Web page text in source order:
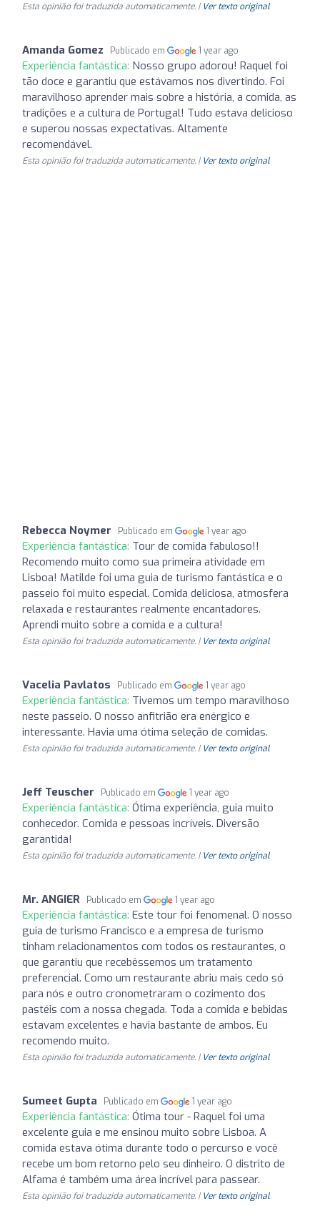
Esta opinião foi traduzida automaticamente. | Ver texto original
Amanda Gomez Publicado em 1 year ago
Experiência fantástica: Nosso grupo adorou! Raquel foi
tão doce e garantiu que estávamos nos divertindo. Foi
maravilhoso aprender mais sobre a história, a comida, as
tradições e a cultura de Portugal! Tudo estava delicioso
e superou nossas expectativas. Altamente
recomendável.
Esta opinião foi traduzida automaticamente. | Ver texto original
Rebecca Noymer Publicado em 1 year ago
Experiência fantástica: Tour de comida fabuloso!!
Recomendo muito como sua primeira atividade em
Lisboa! Matilde foi uma guia de turismo fantástica e o
passeio foi muito especial. Comida deliciosa, atmosfera
relaxada e restaurantes realmente encantadores.
Aprendi muito sobre a comida e a cultura!
Esta opinião foi traduzida automaticamente. | Ver texto original
Vacelia Pavlatos Publicado em 1 year ago
Experiência fantástica: Tivemos um tempo maravilhoso
neste passeio. O nosso anfitrião era enérgico e
interessante. Havia uma ótima seleção de comidas.
Esta opinião foi traduzida automaticamente. | Ver texto original
Jeff Teuscher Publicado em 1 year ago
Experiência fantástica: Ótima experiência, guia muito
conhecedor. Comida e pessoas incríveis. Diversão
garantida!
Esta opinião foi traduzida automaticamente. | Ver texto original
Mr. ANGIER Publicado em 1 year ago
Experiência fantástica: Este tour foi fenomenal. O nosso
guia de turismo Francisco e a empresa de turismo
tinham relacionamentos com todos os restaurantes, o
que garantiu que recebêssemos um tratamento
preferencial. Como um restaurante abriu mais cedo só
para nós e outro cronometraram o cozimento dos
pastéis com a nossa chegada. Toda a comida e bebidas
estavam excelentes e havia bastante de ambos. Eu
recomendo muito.
Esta opinião foi traduzida automaticamente. | Ver texto original
Sumeet Gupta Publicado em 1 year ago
Experiência fantástica: Ótima tour - Raquel foi uma
excelente guia e me ensinou muito sobre Lisboa. A
comida estava ótima durante todo o percurso e você
recebe um bom retorno pelo seu dinheiro. O distrito de
Alfama é também uma área incrível para passear.
Esta opinião foi traduzida automaticamente. | Ver texto original